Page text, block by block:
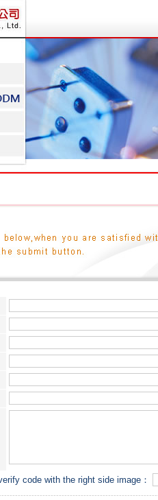
code with the right side image：